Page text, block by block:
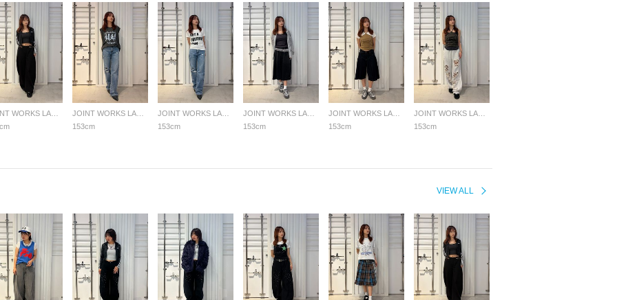
153cm
153cm
153cm
153cm
153cm
VIEW ALL